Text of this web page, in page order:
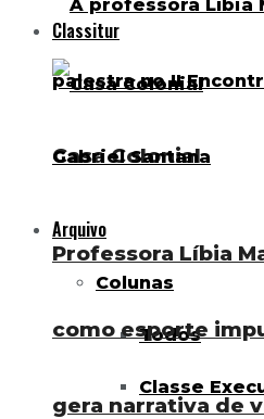
Classitur
Casa Colonial
Arquivo
Colunas
Todos
Classe
Professora Líbia
como esporte
gera narrativa de